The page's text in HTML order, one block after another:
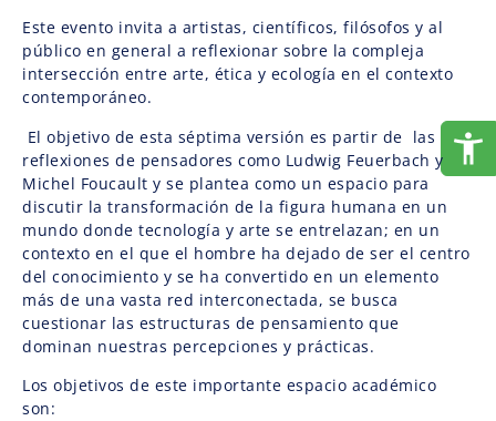
Este evento invita a artistas, científicos, filósofos y al
público en general a reflexionar sobre la compleja
intersección entre arte, ética y ecología en el contexto
contemporáneo.
El objetivo de esta séptima versión es partir de las
reflexiones de pensadores como Ludwig Feuerbach y
Michel Foucault y se plantea como un espacio para
discutir la transformación de la figura humana en un
mundo donde tecnología y arte se entrelazan; en un
contexto en el que el hombre ha dejado de ser el centro
del conocimiento y se ha convertido en un elemento
más de una vasta red interconectada, se busca
cuestionar las estructuras de pensamiento que
dominan nuestras percepciones y prácticas.
Los objetivos de este importante espacio académico
son: